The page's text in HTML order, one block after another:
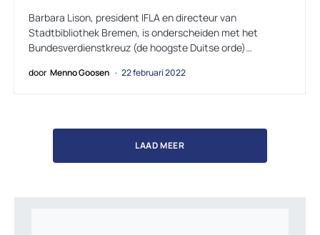
Barbara Lison, president IFLA en directeur van
Stadtbibliothek Bremen, is onderscheiden met het
Bundesverdienstkreuz (de hoogste Duitse orde)…
door Menno Goosen 22 februari 2022
LAAD MEER